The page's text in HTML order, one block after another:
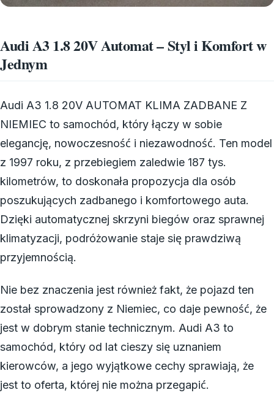
Audi A3 1.8 20V Automat – Styl i Komfort w
Jednym
Audi A3 1.8 20V AUTOMAT KLIMA ZADBANE Z
NIEMIEC to samochód, który łączy w sobie
elegancję, nowoczesność i niezawodność. Ten model
z 1997 roku, z przebiegiem zaledwie 187 tys.
kilometrów, to doskonała propozycja dla osób
poszukujących zadbanego i komfortowego auta.
Dzięki automatycznej skrzyni biegów oraz sprawnej
klimatyzacji, podróżowanie staje się prawdziwą
przyjemnością.
Nie bez znaczenia jest również fakt, że pojazd ten
został sprowadzony z Niemiec, co daje pewność, że
jest w dobrym stanie technicznym. Audi A3 to
samochód, który od lat cieszy się uznaniem
kierowców, a jego wyjątkowe cechy sprawiają, że
jest to oferta, której nie można przegapić.